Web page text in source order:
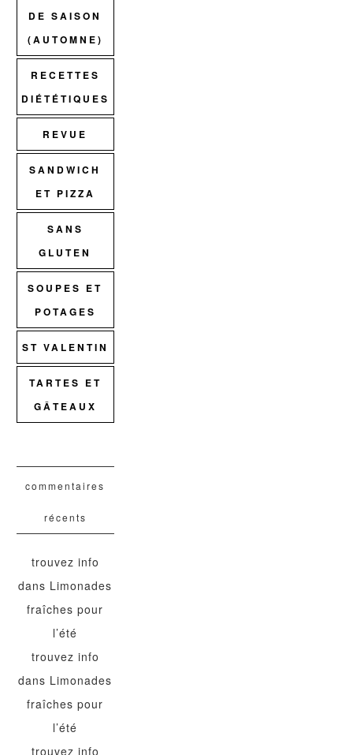
DE SAISON
(AUTOMNE)
RECETTES
DIÉTÉTIQUES
REVUE
SANDWICH
ET PIZZA
SANS
GLUTEN
SOUPES ET
POTAGES
ST VALENTIN
TARTES ET
GÂTEAUX
commentaires
récents
trouvez info
dans Limonades
fraîches pour
l’été
trouvez info
dans Limonades
fraîches pour
l’été
trouvez info